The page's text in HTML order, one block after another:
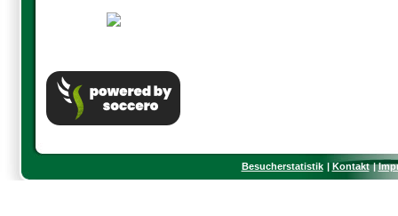
Besucherstatistik Kontakt